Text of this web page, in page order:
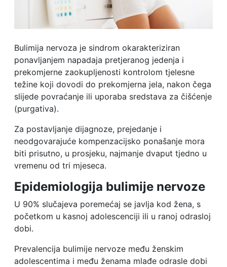
Bulimija nervoza je sindrom okarakteriziran
ponavljanjem napadaja pretjeranog jedenja i
prekomjerne zaokupljenosti kontrolom tjelesne
težine koji dovodi do prekomjerna jela, nakon čega
slijede povraćanje ili uporaba sredstava za čišćenje
(purgativa).
Za postavljanje dijagnoze, prejedanje i
neodgovarajuće kompenzacijsko ponašanje mora
biti prisutno, u prosjeku, najmanje dvaput tjedno u
vremenu od tri mjeseca.
Epidemiologija bulimije nervoze
U 90% slučajeva poremećaj se javlja kod žena, s
početkom u kasnoj adolescenciji ili u ranoj odrasloj
dobi.
Prevalencija bulimije nervoze među ženskim
adolescentima i među ženama mlađe odrasle dobi